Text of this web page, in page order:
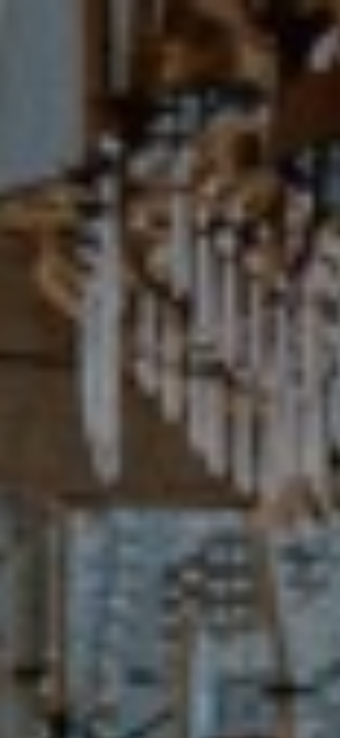
About us
The hotel
Events
Services
Gallery
Contact
English French